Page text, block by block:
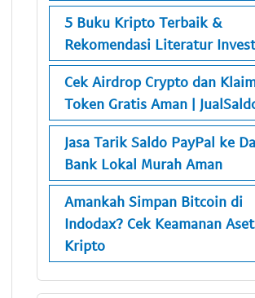
5 Buku Kripto Terbaik &
Rekomendasi Literatur
Cek Airdrop Crypto dan
Token Gratis Aman |
Jasa Tarik Saldo PayPal ke
Bank Lokal Murah Aman
Amankah Simpan Bitcoin di
Indodax? Cek Keamanan Aset
Kripto